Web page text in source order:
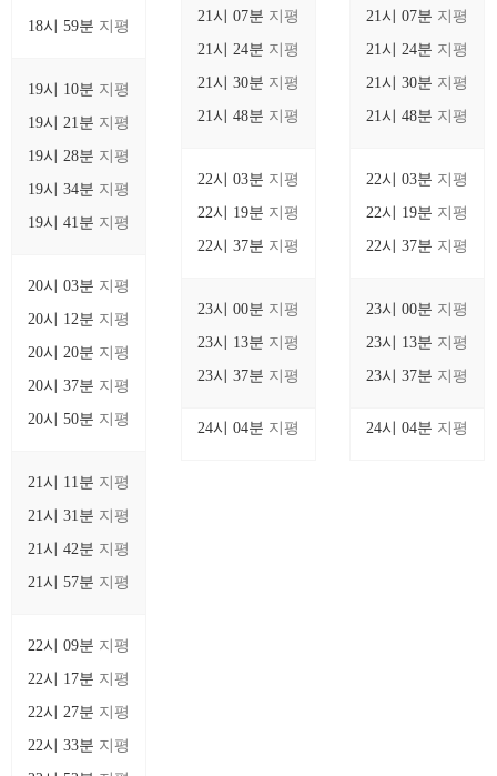
18시 59분 지평
19시 10분 지평
19시 21분 지평
19시 28분 지평
19시 34분 지평
19시 41분 지평
20시 03분 지평
20시 12분 지평
20시 20분 지평
20시 37분 지평
20시 50분 지평
21시 11분 지평
21시 31분 지평
21시 42분 지평
21시 57분 지평
22시 09분 지평
22시 17분 지평
22시 27분 지평
22시 33분 지평
21시 07분 지평
21시 24분 지평
21시 30분 지평
21시 48분 지평
22시 03분 지평
22시 19분 지평
22시 37분 지평
23시 00분 지평
23시 13분 지평
23시 37분 지평
24시 04분 지평
21시 07분 지평
21시 24분 지평
21시 30분 지평
21시 48분 지평
22시 03분 지평
22시 19분 지평
22시 37분 지평
23시 00분 지평
23시 13분 지평
23시 37분 지평
24시 04분 지평